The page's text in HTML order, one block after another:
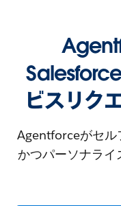
ビスリク
Agentforceがセル
かつパーソナライ